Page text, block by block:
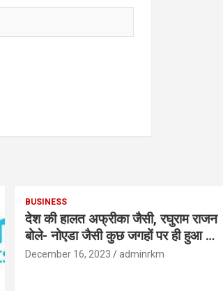
BUSINESS
देश की हालत अफ्रीका जैसी, रघुराम राजन
बोले- नोएडा जैसी कुछ जगहों पर ही हुआ है
विकास : रघुराम राजन
December 16, 2023 adminrkm